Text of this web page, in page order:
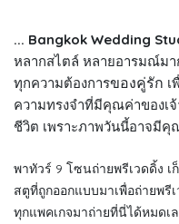
... Bangkok Wedding
หลากสไตล์ หลายอารมณ์มา
ทุกความต้องการของคู่รัก เ
ความทรงจำที่มีคุณค่าของเ
ชีวิต เพราะภาพวันนี้อาจมีคุ
พาทัวร์ 9 โซนถ่ายพรีเวดดิ้ง เ
สตูที่ถูกออกแบบมาเพื่อถ่ายพรี
ทุกแพคเกจมาถ่ายที่นี่ได้หมด